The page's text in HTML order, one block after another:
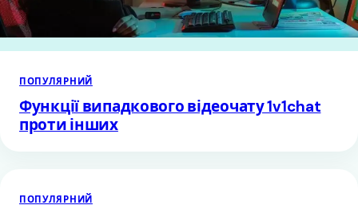
ПОПУЛЯРНИЙ
Функції випадкового відеочату 1v1chat
проти інших
ПОПУЛЯРНИЙ